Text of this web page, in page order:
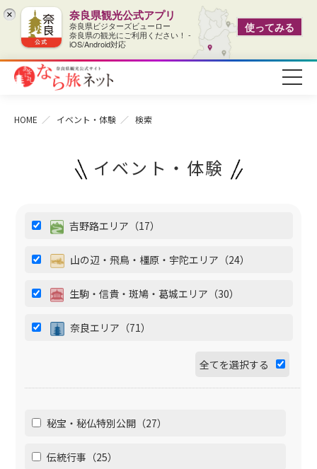
× 奈良県観光公式アプリ
奈良県ビジターズビューロー
奈良県の観光にご利用ください！ -
iOS/Android対応
使ってみる
HOME イベント・体験 検索
イベント・体験
吉野路エリア（17）
山の辺・飛鳥・橿原・宇陀エリア（24）
生駒・信貴・斑鳩・葛城エリア（30）
奈良エリア（71）
全てを選択する
秘宝・秘仏特別公開（27）
伝統行事（25）